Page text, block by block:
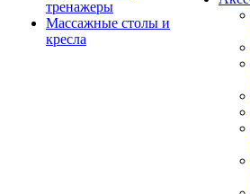
тренажеры
Массажные столы и
кресла